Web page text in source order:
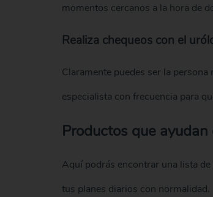
momentos cercanos a la hora de
Realiza chequeos con el
Claramente puedes ser la
especialista con frecuencia para
Productos que
Aquí podrás encontrar una lista
tus planes diarios con normalidad.